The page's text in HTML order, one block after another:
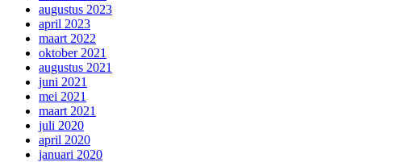
augustus 2023
april 2023
maart 2022
oktober 2021
augustus 2021
juni 2021
mei 2021
maart 2021
juli 2020
april 2020
januari 2020